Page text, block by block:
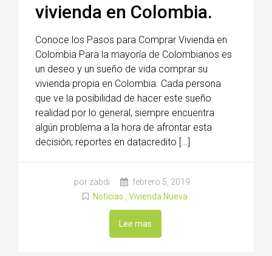
vivienda en Colombia.
Conoce los Pasos para Comprar Vivienda en
Colombia Para la mayoría de Colombianos es
un deseo y un sueño de vida comprar su
vivienda propia en Colombia. Cada persona
que ve la posibilidad de hacer este sueño
realidad por lo general, siempre encuentra
algún problema a la hora de afrontar esta
decisión; reportes en datacredito […]
por zabdi
febrero 5, 2019
Noticias
Vivienda Nueva
Lee mas